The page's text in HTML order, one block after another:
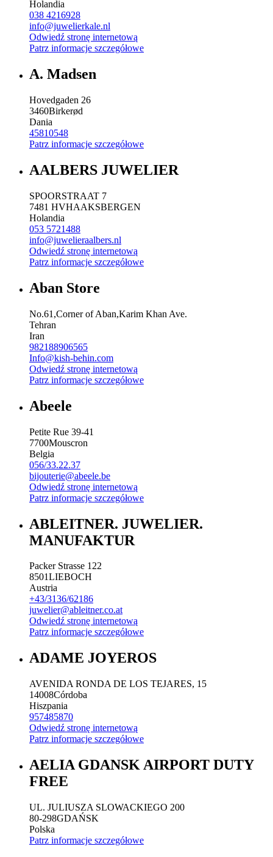
Holandia
038 4216928
info@juwelierkale.nl
Odwiedź stronę internetową
Patrz informacje szczegółowe
A. Madsen
Hovedgaden 26
3460Birkerød
Dania
45810548
Patrz informacje szczegółowe
AALBERS JUWELIER
SPOORSTRAAT 7
7481 HVHAAKSBERGEN
Holandia
053 5721488
info@juwelieraalbers.nl
Odwiedź stronę internetową
Patrz informacje szczegółowe
Aban Store
No.61,Corner of Aban,Karim Khan Ave.
Tehran
Iran
982188906565
Info@kish-behin.com
Odwiedź stronę internetową
Patrz informacje szczegółowe
Abeele
Petite Rue 39-41
7700Mouscron
Belgia
056/33.22.37
bijouterie@abeele.be
Odwiedź stronę internetową
Patrz informacje szczegółowe
ABLEITNER. JUWELIER.
MANUFAKTUR
Packer Strasse 122
8501LIEBOCH
Austria
+43/3136/62186
juwelier@ableitner.co.at
Odwiedź stronę internetową
Patrz informacje szczegółowe
ADAME JOYEROS
AVENIDA RONDA DE LOS TEJARES, 15
14008Córdoba
Hiszpania
957485870
Odwiedź stronę internetową
Patrz informacje szczegółowe
AELIA GDANSK AIRPORT DUTY
FREE
UL. JULIUSZA SLOWACKIEGO 200
80-298GDAŃSK
Polska
Patrz informacje szczegółowe